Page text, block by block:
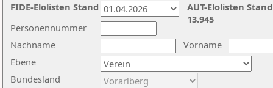
Nachname
Vorname
Ebene
Personennummer
Bundesland
AUT-Elolisten
13.945
FIDE-Elolisten Stand